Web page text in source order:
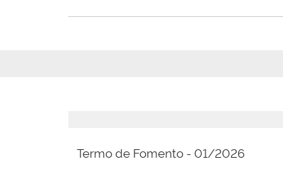
Termo de Fomento - 01/2026